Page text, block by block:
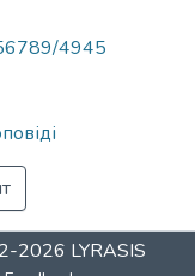
4945
2026 LYRASIS